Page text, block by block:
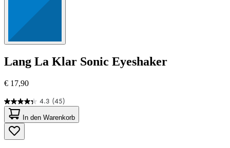
Lang La Klar Sonic Eyeshaker
€ 17,90
4.3 (45)
4.3
von
5
Sternen.
45
In den Warenkorb